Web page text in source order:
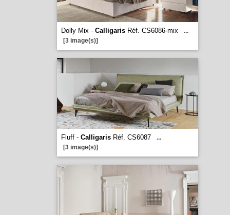
Dolly Mix - CalligarisRéf. CS6086-mix
...
[3 image(s)]
Fluff - CalligarisRéf. CS6087
...
[3 image(s)]